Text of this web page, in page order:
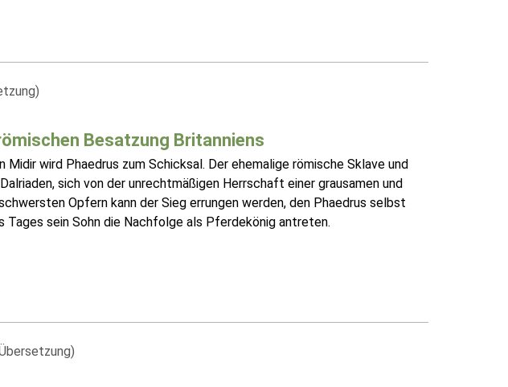
Besatzung Britanniens
wird Phaedrus zum Schicksal. Der ehemalige römische Sklave und
sich von der unrechtmäßigen Herrschaft einer grausamen und
Opfern kann der Sieg errungen werden, den Phaedrus selbst
sein Sohn die Nachfolge als Pferdekönig antreten.